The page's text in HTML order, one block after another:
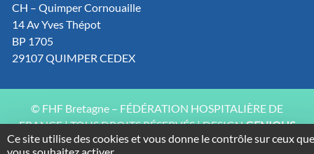
CH – Quimper Cornouaille
14 Av Yves Thépot
BP 1705
29107 QUIMPER CEDEX
© FHF Bretagne – FÉDÉRATION HOSPITALIÈRE DE
FRANCE | TOUS DROITS RÉSERVÉS | DESIGNGENIOUS
INTERACTIVE
Ce site utilise des cookies et vous donne le contrôle sur ceux que